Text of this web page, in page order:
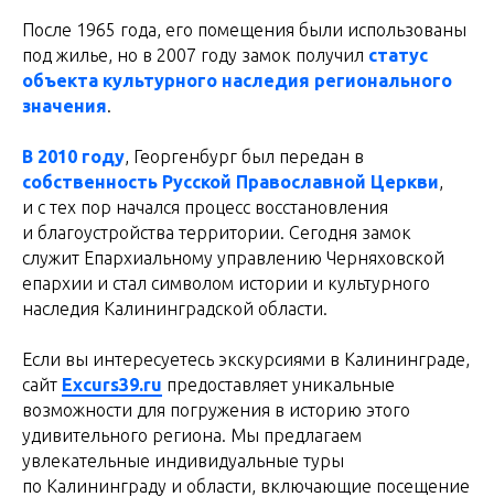
После 1965 года, его помещения были использованы
под жилье, но в 2007 году замок получил статус
объекта культурного наследия регионального
значения
В 2010 году , Георгенбург был передан в
собственность Русской Православной Церкви
и с тех пор начался процесс восстановления
и благоустройства территории. Сегодня замок
служит Епархиальному управлению Черняховской
епархии и стал символом истории и культурного
наследия Калининградской области.
Если вы интересуетесь экскурсиями в Калининграде,
сайт Excurs39.ru предоставляет уникальные
возможности для погружения в историю этого
удивительного региона. Мы предлагаем
увлекательные индивидуальные туры
по Калининграду и области, включающие посещение